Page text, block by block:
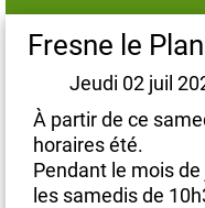
Fresne le
Jeudi 02 juil
À partir de ce
horaires été.
Pendant le mois
les samedis de